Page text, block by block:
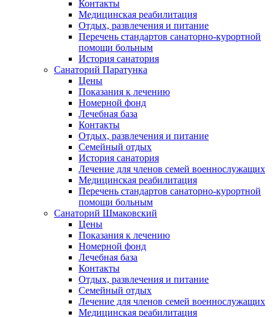
Контакты
Медицинская реабилитация
Отдых, развлечения и питание
Перечень стандартов санаторно-курортной
помощи больным
История санатория
Санаторий Паратунка
Цены
Показания к лечению
Номерной фонд
Лечебная база
Контакты
Отдых, развлечения и питание
Семейный отдых
История санатория
Лечение для членов семей военнослужащих
Медицинская реабилитация
Перечень стандартов санаторно-курортной
помощи больным
Санаторий Шмаковский
Цены
Показания к лечению
Номерной фонд
Лечебная база
Контакты
Отдых, развлечения и питание
Семейный отдых
Лечение для членов семей военнослужащих
Медицинская реабилитация